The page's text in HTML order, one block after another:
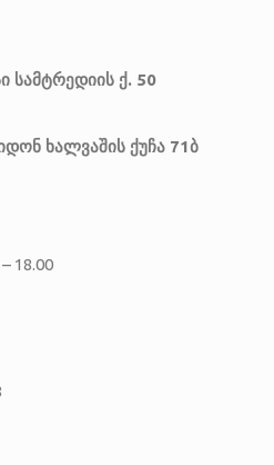
სამტრედიის ქ. 50
ხალვაშის ქუჩა 71ბ
18.00